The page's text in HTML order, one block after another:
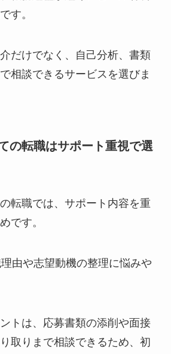
す。
だけでなく、自己分析、書類
相談できるサービスを選びま
の転職はサポート重視で選
転職では、サポート内容を重
です。
由や志望動機の整理に悩みや
トは、応募書類の添削や面接
取りまで相談できるため、初